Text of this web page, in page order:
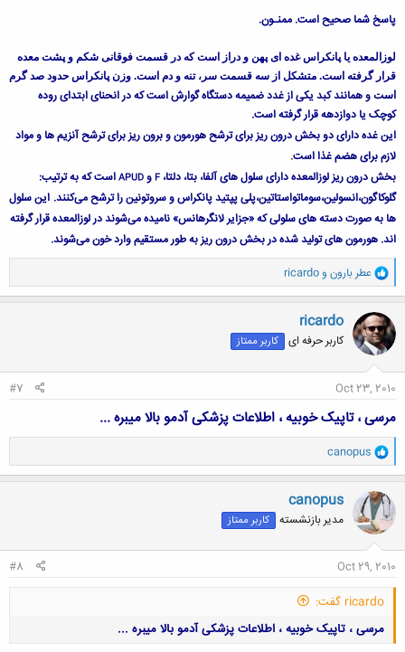
پاسخ شما صحیح است. ممنـون.
لوزالمعده یا پانکراس غده ‌ای پهن و دراز است که در قسمت فوقانی شکم و پشت معده
قرار گرفته‌ است. متشکل از سه قسمت سر، تنه و دم است. وزن پانکراس حدود صد گرم
است و همانند کبد یکی از غدد ضمیمهدستگاه گوارش است که در انحنای ابتدای روده
کوچک یا دوازدهه قرار گرفته است.
این غده دارای دو بخش‌ درون ‌ریزبرای ترشح هورمون و برون‌ ریز برای ترشح آنزیم‌ ها و مواد
لازم برای هضم غذا است.
بخش درون‌ ریز لوزالمعده دارایسلول ‌های آلفا، بتا، دلتا، F وAPUDاست که به ترتیب:
گلوکاگون،انسولین،سوماتواستاتین،پلی ‌پپتید پانکراس و سروتونین را ترشح می‌کنند. این سلول‌
ها به صورت دسته‌ های سلولیکه «جزایر لانگرهانس» نامیده می‌شوند در لوزالمعده قرار گرفته
‌اند. هورمون‌ های تولید شده در بخش درون ‌‌ریز به طور مستقیم وارد خون می‌شوند.
و
ا
ک
ن
ش
ه
ا
عطر بارون وricardo
ricardo
کاربر حرفه ای کاربر ممتاز
Oct 23, 2010
#7
مرسی ، تاپیک خوبیه ، اطلاعات پزشکی آدمو بالا میبره ...
و
ا
ک
ن
ش
ه
ا
canopus
canopus
مدیر بازنشسته کاربر ممتاز
Oct 29, 2010
#8
ricardo گفت:
مرسی ، تاپیک خوبیه ، اطلاعات پزشکی آدمو بالا میبره ...